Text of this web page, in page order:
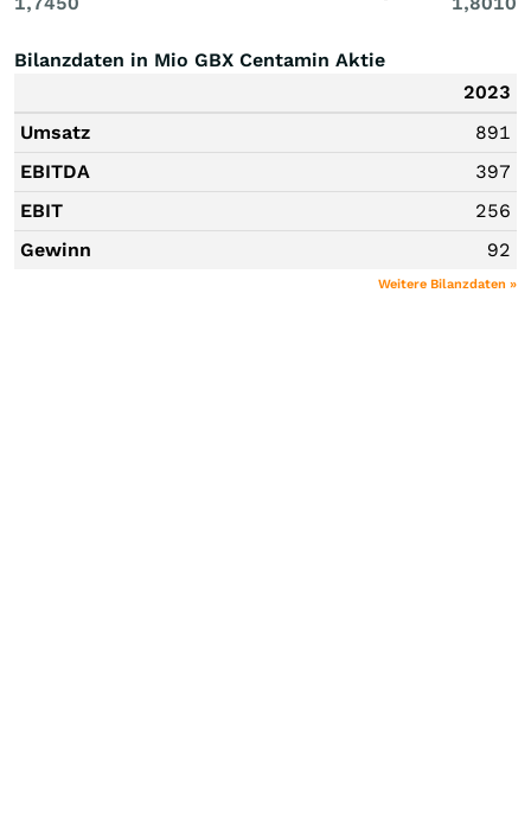
Bilanzdaten in Mio GBX Centamin Aktie
2023
Umsatz
891
EBITDA
397
EBIT
256
Gewinn
92
Weitere Bilanzdaten »